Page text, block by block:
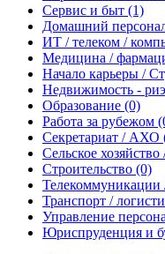
Сервис и быт (1)
Домашний
ИТ / телеком /
Медицина /
Начало карьеры /
Недвижимость -
Образование (0)
Работа за рубежом
Секретариат / АХО
Сельское хозяйство
Строительство (0)
Телекоммуникации
Транспорт /
Управление
Юриспруденция и